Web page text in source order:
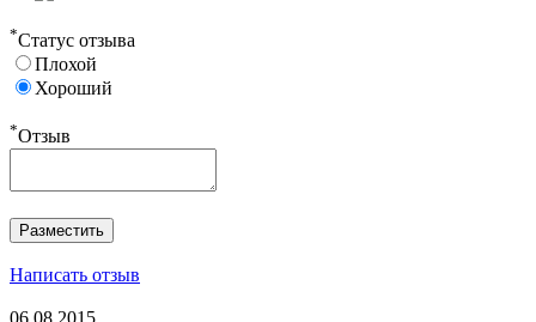
*Статус отзыва
Плохой
Хороший
*Отзыв
Написать отзыв
06.08.2015